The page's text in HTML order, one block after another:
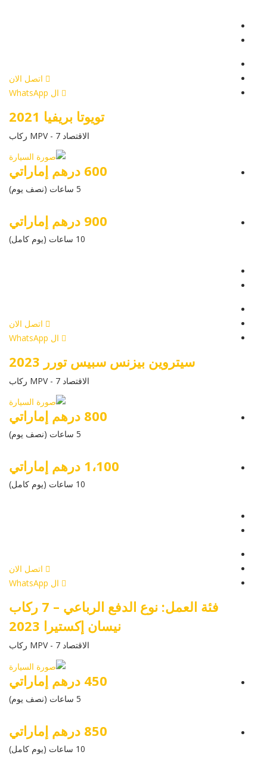
اتصل الان
ال WhatsApp
تويوتا بريفيا 2021
الاقتصاد MPV - 7 ركاب
600 درهم إماراتي
5 ساعات (نصف يوم)
900 درهم إماراتي
10 ساعات (يوم كامل)
اتصل الان
ال WhatsApp
سيتروين بيزنس سبيس تورر 2023
الاقتصاد MPV - 7 ركاب
800 درهم إماراتي
5 ساعات (نصف يوم)
1،100 درهم إماراتي
10 ساعات (يوم كامل)
اتصل الان
ال WhatsApp
فئة العمل: نوع الدفع الرباعي – 7 ركاب
نيسان إكستيرا 2023
الاقتصاد MPV - 7 ركاب
450 درهم إماراتي
5 ساعات (نصف يوم)
850 درهم إماراتي
10 ساعات (يوم كامل)